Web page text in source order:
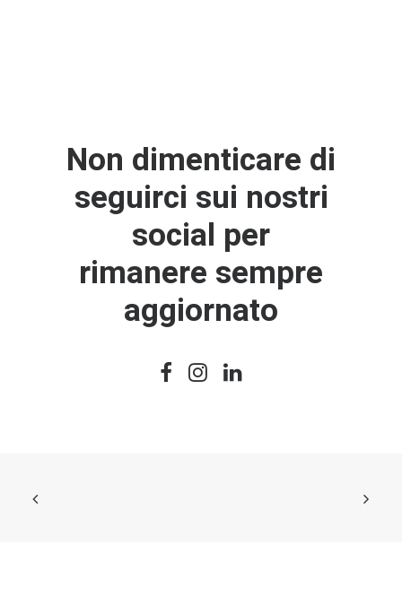
Non dimenticare di
seguirci sui nostri
social per
rimanere sempre
aggiornato